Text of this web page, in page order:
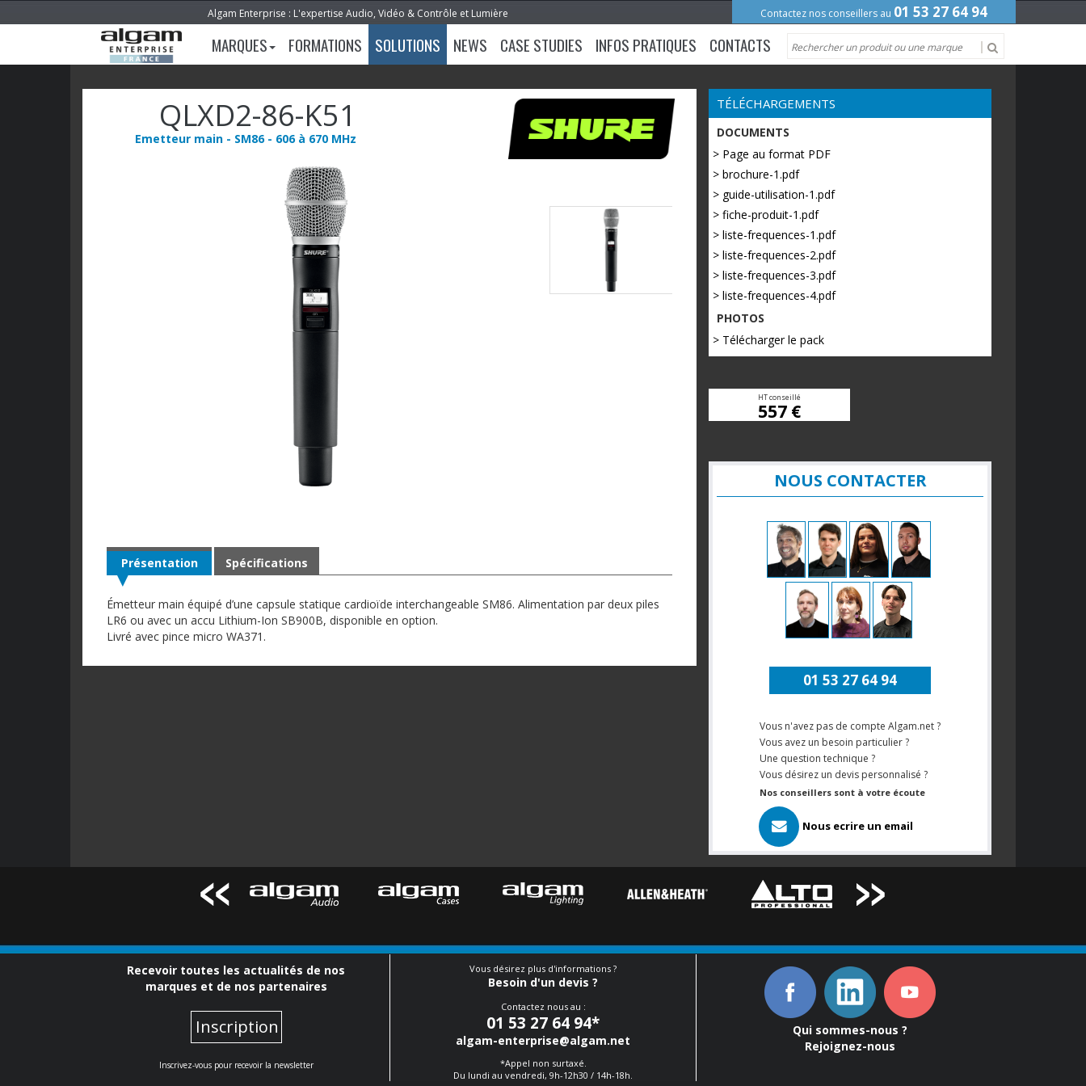
Algam Enterprise : L'expertise Audio, Vidéo & Contrôle et Lumière Contactez nos conseillers au 01 53 27 64 94
MARQUES FORMATIONS SOLUTIONS NEWS CASE STUDIES INFOS PRATIQUES CONTACTS
QLXD2-86-K51
Emetteur main - SM86 - 606 à 670 MHz
Présentation
Émetteur main équipé d’une capsule statique cardioïde interchangeable SM86. Alimentation par deux piles
LR6 ou avec un accu Lithium-Ion SB900B, disponible en option.
Livré avec pince micro WA371.
Spécifications
TÉLÉCHARGEMENTS
DOCUMENTS
> Page au format PDF
> brochure-1.pdf
> guide-utilisation-1.pdf
> fiche-produit-1.pdf
> liste-frequences-1.pdf
> liste-frequences-2.pdf
> liste-frequences-3.pdf
> liste-frequences-4.pdf
PHOTOS
> Télécharger le pack
HT conseillé
557 €
NOUS CONTACTER
01 53 27 64 94
Vous n'avez pas de compte Algam.net ?
Vous avez un besoin particulier ?
Une question technique ?
Vous désirez un devis personnalisé ?
Nos conseillers sont à votre écoute
Nous ecrire un email
Recevoir toutes les actualités de nos
marques et de nos partenaires
Inscription
Inscrivez-vous pour recevoir la newsletter
Vous désirez plus d'informations ?
Besoin d'un devis ?
Contactez nous au :
01 53 27 64 94*
algam-enterprise@algam.net
*Appel non surtaxé.
Du lundi au vendredi, 9h-12h30 / 14h-18h.
Qui sommes-nous ?
Rejoignez-nous